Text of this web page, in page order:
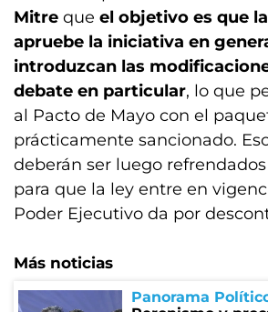
Mitre que el objetivo es que
apruebe la iniciativa en
introduzcan las
debate en particular, lo que
al Pacto de Mayo con el
prácticamente sancionado.
deberán ser luego
para que la ley entre en
Poder Ejecutivo da por
Más noticias
Panorama